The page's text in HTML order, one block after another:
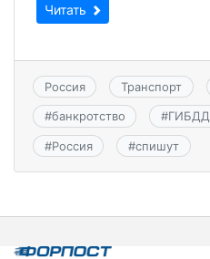
Читать
Россия Транспорт
#банкротство #ГИБДД
#Россия #спишут